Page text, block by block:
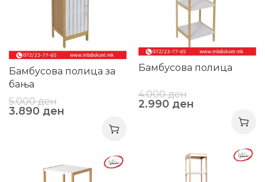
Бамбусова полица
4.000ден
2.990 ден
Бамбусова полица за
бања
5.000ден
3.890 ден